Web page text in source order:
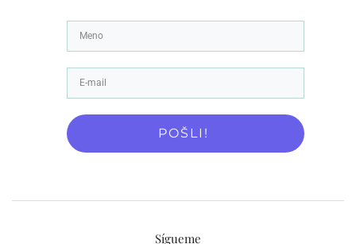
POŠLI!
Sígueme